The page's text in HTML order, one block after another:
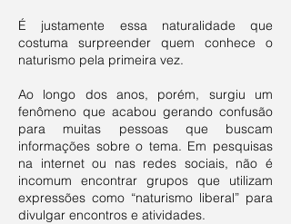
É justamente essa naturalidade que
costuma surpreender quem conhece o
naturismo pela primeira vez.
Ao longo dos anos, porém, surgiu um
fenômeno que acabou gerando confusão
para muitas pessoas que buscam
informações sobre o tema. Em pesquisas
na internet ou nas redes sociais, não é
incomum encontrar grupos que utilizam
expressões como “naturismo liberal” para
divulgar encontros e atividades.